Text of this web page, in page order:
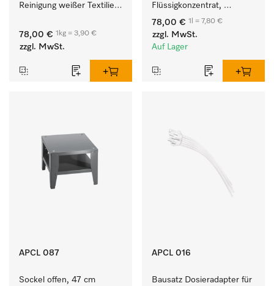
Reinigung weißer Textilien
Buntwäsche.
78,00 € 1kg = 3,90 €
zzgl. MwSt.
Flüssigkonzentrat,
mildalkalisch, 10 l zur
Reinigung von
Buntwäsche und
78,00 € 1l = 7,80 €
zzgl. MwSt.
Auf Lager
APCL 087
Sockel offen, 47 cm
APCL 016
Bausatz Dosieradapter für